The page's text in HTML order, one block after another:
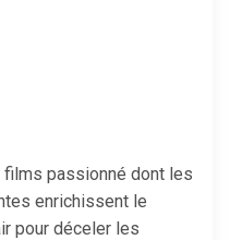
passionné dont les
enrichissent le
pour déceler les